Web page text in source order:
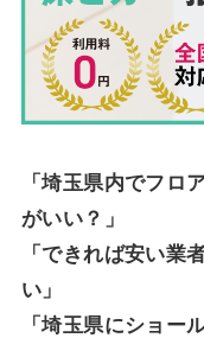
「埼玉県内でフロ
がいい？」
「できれば安い業
い」
「埼玉県にショー